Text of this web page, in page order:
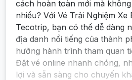
cách hoàn toàn mới mà
nhiều? Với Vé Trải Nghiệm
Tecotrip, bạn có thể dễ dàng
địa danh nổi tiếng của thành
hưởng hành trình tham quan
Đặt vé online nhanh chóng,
lợi và sẵn sàng cho chuyến